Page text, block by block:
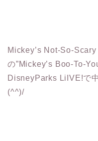
Mickey’s Not-So-
の”Mickey’s Boo-To-
DisneyParks LiIVE!で
(^^)/